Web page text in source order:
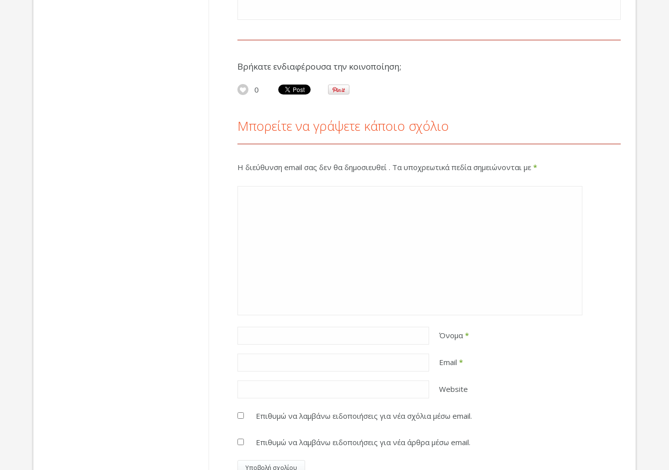
Βρήκατε ενδιαφέρουσα την κοινοποίηση;
0
Μπορείτε να γράψετε κάποιο σχόλιο
Η διεύθυνση email σας δεν θα δημοσιευθεί . Τα υποχρεωτικά πεδία σημειώνονται με *
Όνομα *
Email *
Website
Επιθυμώ να λαμβάνω ειδοποιήσεις για νέα σχόλια μέσω email.
Επιθυμώ να λαμβάνω ειδοποιήσεις για νέα άρθρα μέσω email.